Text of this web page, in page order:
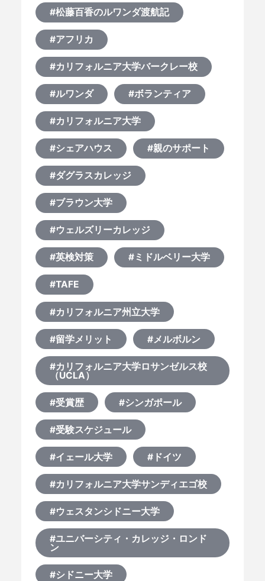
#松藤百香のルワンダ渡航記
#アフリカ
#カリフォルニア大学バークレー校
#ルワンダ #ボランティア
#カリフォルニア大学
#シェアハウス #親のサポート
#ダグラスカレッジ
#ブラウン大学
#ウェルズリーカレッジ
#英検対策 #ミドルベリー大学
#TAFE
#カリフォルニア州立大学
#留学メリット #メルボルン
#カリフォルニア大学ロサンゼルス校
（UCLA）
#受賞歴 #シンガポール
#受験スケジュール
#イェール大学 #ドイツ
#カリフォルニア大学サンディエゴ校
#ウェスタンシドニー大学
#ユニバーシティ・カレッジ・ロンド
ン
#シドニー大学